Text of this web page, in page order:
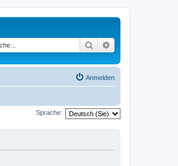
Suche
Anmelden
Sprache: